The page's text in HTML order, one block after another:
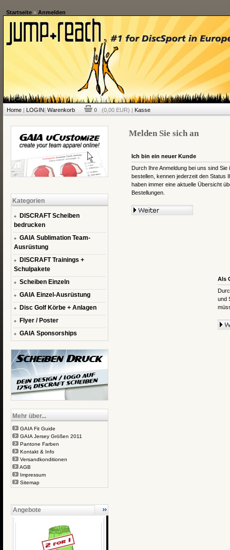
Startseite» Anmelden
Home| LOGIN| Warenkorb 0 (0,00 EUR) | Kasse
Kategorien
DISCRAFT Scheiben
bedrucken
GAIA Sublimation Team-
Ausrüstung
DISCRAFT Trainings +
Schulpakete
Scheiben Einzeln
GAIA Einzel-Ausrüstung
Disc Golf Körbe + Anlagen
Flyer / Poster
GAIA Sponsorships
Mehr über...
GAIA Fit Guide
GAIA Jersey Größen 2011
Pantone Farben
Kontakt & Info
Versandkonditionen
AGB
Impressum
Sitemap
Angebote
Melden Sie sich an
Ich bin ein neuer Kunde
Durch Ihre Anmeldung bei uns sind Sie
bestellen, kennen jederzeit den Status
haben immer eine aktuelle Übersicht
Bestellungen.
Als
und